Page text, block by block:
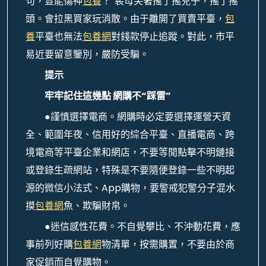
頭。會拉黑買家玩消散。由于離開了買賣平臺， 包
養平臺也無法包養網對錢款停止追蹤。對此，市平
易近要留意鑒別，嚴防受騙。
提示
牢牢記住這幾點 網購不“踩雷”
●謹慎選擇電商。網購時必定要選擇運營天資
全、範圍年夜、信用好的綜合平臺、直播電商、跨
境電商等平臺企業和網店，不要等閒點擊不明鏈接
或登錄生疏網站，特殊是不要隨便登錄一些不明起
源的微信小法式、App購物，要警戒犯警分子混水
摸包養網魚、欺騙財帛。
●迷信感性花費。不自覺攀比、不沖動花費，應
事前列好購包養網物清單，按需購置，不要由於商
家促銷而自覺購物。